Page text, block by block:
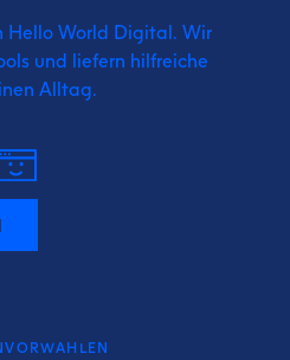
Hello World Digital. Wir
und liefern hilfreiche
Alltag.